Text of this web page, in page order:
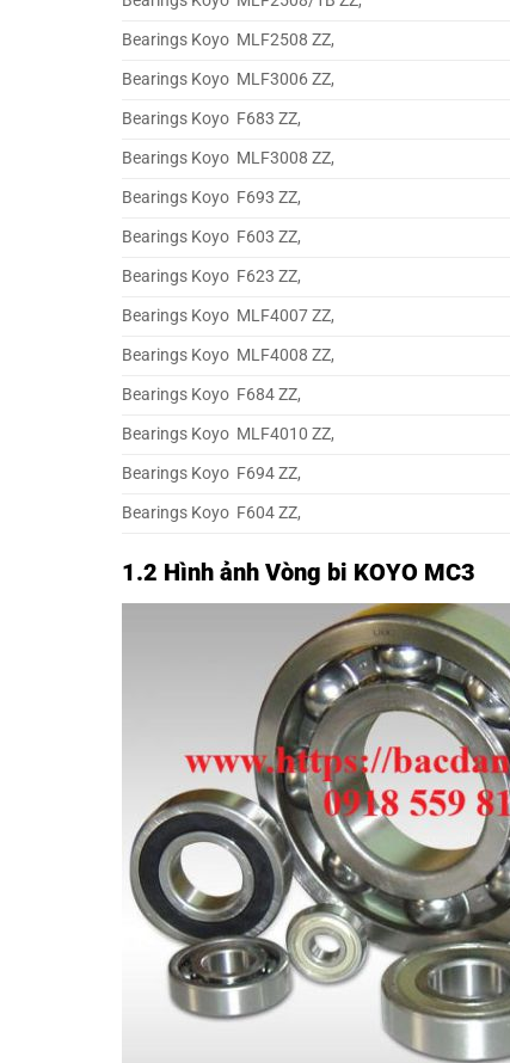
Bearings Koyo MLF2508 ZZ,
Bearings Koyo MLF3006 ZZ,
Bearings Koyo F683 ZZ,
Bearings Koyo MLF3008 ZZ,
Bearings Koyo F693 ZZ,
Bearings Koyo F603 ZZ,
Bearings Koyo F623 ZZ,
Bearings Koyo MLF4007 ZZ,
Bearings Koyo MLF4008 ZZ,
Bearings Koyo F684 ZZ,
Bearings Koyo MLF4010 ZZ,
Bearings Koyo F694 ZZ,
Bearings Koyo F604 ZZ,
1.2 Hình ảnh Vòng bi KOYO MC3